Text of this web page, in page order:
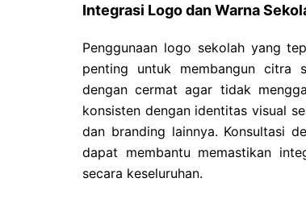
Integrasi Logo dan Warna
Penggunaan logo sekolah yang
penting untuk membangun citra
dengan cermat agar tidak
konsisten dengan identitas visual
dan branding lainnya. Konsultasi
dapat membantu memastikan
secara keseluruhan.